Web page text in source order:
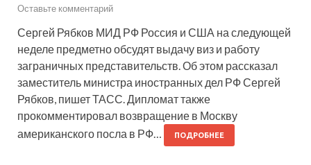
Оставьте комментарий
Сергей Рябков МИД РФ Россия и США на следующей
неделе предметно обсудят выдачу виз и работу
заграничных представительств. Об этом рассказал
заместитель министра иностранных дел РФ Сергей
Рябков, пишет ТАСС. Дипломат также
прокомментировал возвращение в Москву
американского посла в РФ…
ПОДРОБНЕЕ